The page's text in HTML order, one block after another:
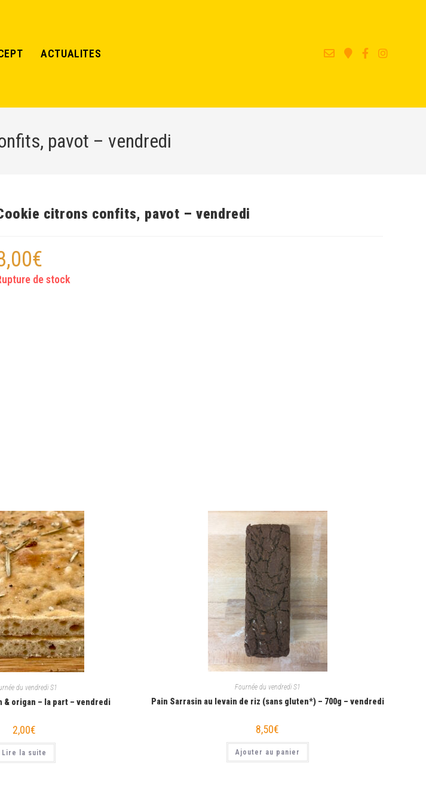
ACTUALITES
pavot – vendredi
citrons confits, pavot – vendredi
€
de stock
du vendredi S1
& origan – la part – vendredi
2,00€
Lire la suite
Fournée du vendredi S1
Pain Sarrasin au levain de riz (sans gluten*) – 700g – vendredi
8,50€
Ajouter au panier